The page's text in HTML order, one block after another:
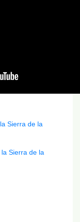
Sierra de la
Sierra de la